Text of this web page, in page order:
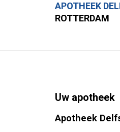
APOTHEEK
ROTTERDAM
Uw apotheek
Apotheek